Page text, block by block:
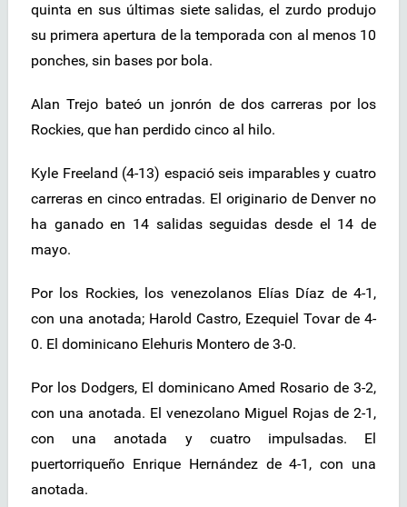
quinta en sus últimas siete salidas, el zurdo produjo
su primera apertura de la temporada con al menos 10
ponches, sin bases por bola.
Alan Trejo bateó un jonrón de dos carreras por los
Rockies, que han perdido cinco al hilo.
Kyle Freeland (4-13) espació seis imparables y cuatro
carreras en cinco entradas. El originario de Denver no
ha ganado en 14 salidas seguidas desde el 14 de
mayo.
Por los Rockies, los venezolanos Elías Díaz de 4-1,
con una anotada; Harold Castro, Ezequiel Tovar de 4-
0. El dominicano Elehuris Montero de 3-0.
Por los Dodgers, El dominicano Amed Rosario de 3-2,
con una anotada. El venezolano Miguel Rojas de 2-1,
con una anotada y cuatro impulsadas. El
puertorriqueño Enrique Hernández de 4-1, con una
anotada.